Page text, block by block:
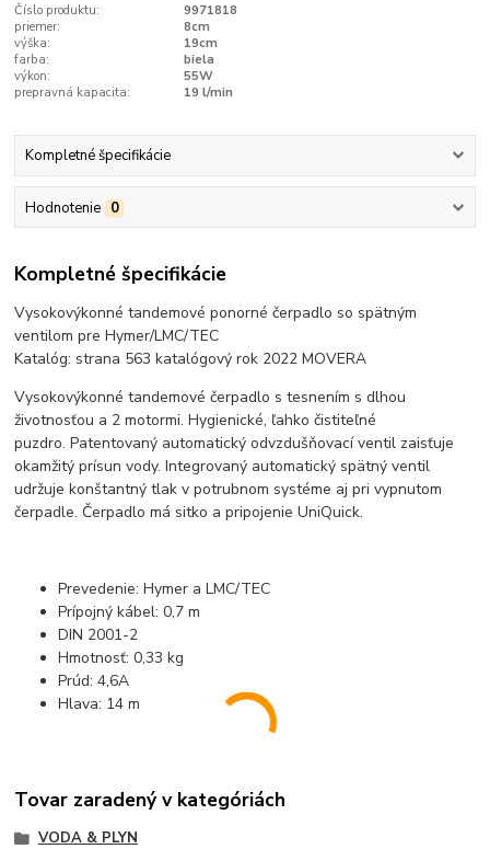
Číslo produktu:
9971818
priemer:
8cm
výška:
19cm
farba:
biela
výkon:
55W
prepravná kapacita:
19 l/min
Kompletné špecifikácie
Hodnotenie 0
Kompletné špecifikácie
Vysokovýkonné tandemové ponorné čerpadlo so spätným
ventilom pre Hymer/LMC/TEC
Katalóg: strana 563 katalógový rok 2022 MOVERA
Vysokovýkonné tandemové čerpadlo s tesnením s dlhou
životnosťou a 2 motormi. Hygienické, ľahko čistiteľné
puzdro. Patentovaný automatický odvzdušňovací ventil zaisťuje
okamžitý prísun vody. Integrovaný automatický spätný ventil
udržuje konštantný tlak v potrubnom systéme aj pri vypnutom
čerpadle. Čerpadlo má sitko a pripojenie UniQuick.
Prevedenie: Hymer a LMC/TEC
Prípojný kábel: 0,7 m
DIN 2001-2
Hmotnosť: 0,33 kg
Prúd: 4,6A
Hlava: 14 m
Tovar zaradený v kategóriách
VODA & PLYN